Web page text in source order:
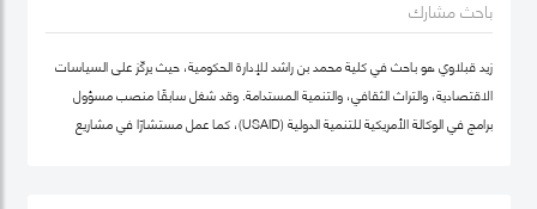
باحث مشارك
زيد قبلاوي هو باحث في كلية محمد بن راشد للإدارة الحكومية، حيث يركّز على السياسات
الاقتصادية، والتراث الثقافي، والتنمية المستدامة. وقد شغل سابقًا منصب مسؤول
برامج في الوكالة الأمريكية للتنمية الدولية (USAID)، كما عمل مستشارًا في مشاريع